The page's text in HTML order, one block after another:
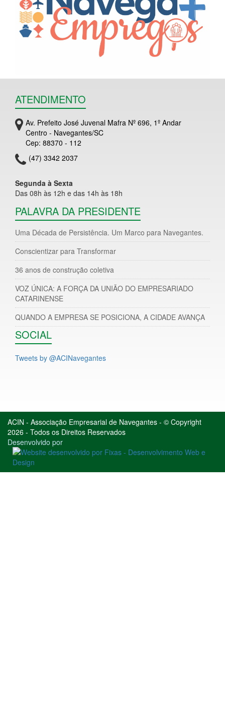
ATENDIMENTO
Av. Prefeito José Juvenal Mafra Nº 696, 1º Andar
Centro - Navegantes/SC
Cep: 88370 - 112
(47) 3342 2037
Segunda à Sexta
Das 08h às 12h e das 14h às 18h
PALAVRA DA PRESIDENTE
Uma Década de Persistência. Um Marco para Navegantes.
Conscientizar para Transformar
36 anos de construção coletiva
VOZ ÚNICA: A FORÇA DA UNIÃO DO EMPRESARIADO
CATARINENSE
QUANDO A EMPRESA SE POSICIONA, A CIDADE AVANÇA
SOCIAL
Tweets by @ACINavegantes
ACIN - Associação Empresarial de Navegantes - © Copyright
2026 - Todos os Direitos Reservados
Desenvolvido por